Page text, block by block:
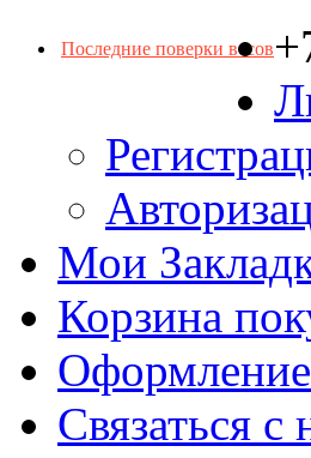
Последние поверки весов
Мои
Корзина
Оформление
Связаться с